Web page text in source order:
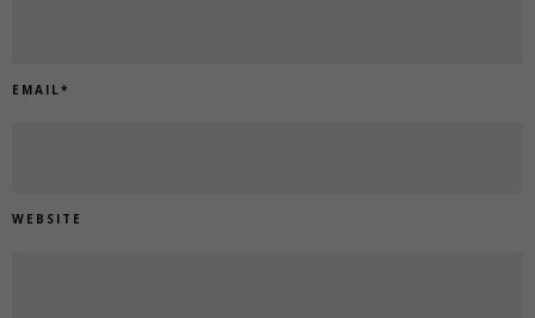
EMAIL *
WEBSITE